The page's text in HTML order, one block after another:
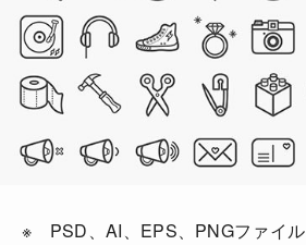
※ PSD、AI、EPS、PNGファイル